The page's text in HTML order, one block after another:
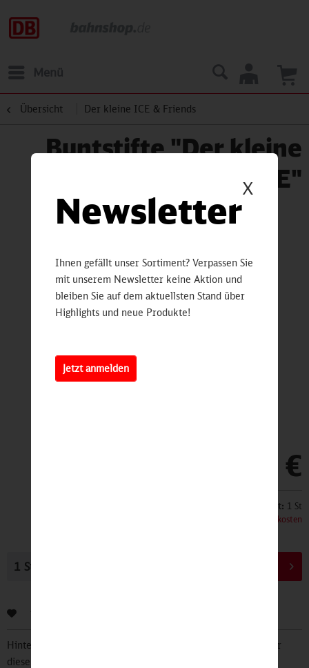
Menü
Übersicht Der kleine ICE & Friends
Buntstifte "Der kleine
ICE"
11,90 €
Inhalt: 1 St
zzgl. Versandkosten
Hinterlegen Sie Ihre Email Adresse und bleiben Sie stets über
diesen Artikel informiert.
X
Newsletter
Ihnen gefällt unser Sortiment? Verpassen Sie
mit unserem Newsletter keine Aktion und
bleiben Sie auf dem aktuellsten Stand über
Highlights und neue Produkte!
Jetzt anmelden